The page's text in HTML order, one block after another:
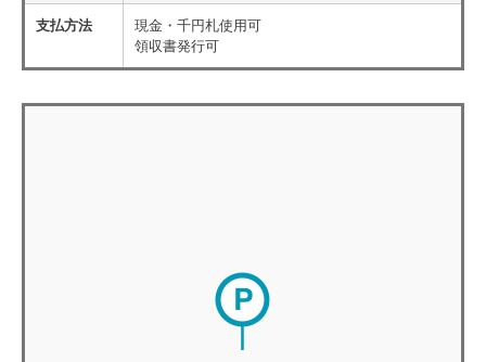
支払方法
現金・千円札使用可
領収書発行可